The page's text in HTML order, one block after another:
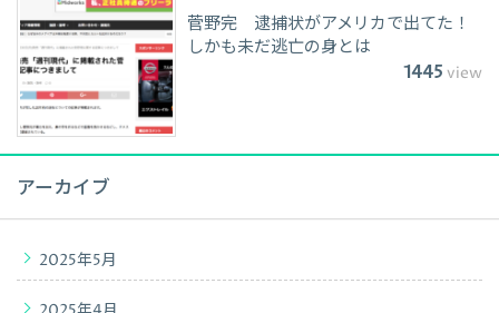
菅野完 逮捕状がアメリカで出てた！
しかも未だ逃亡の身とは
1445 view
アーカイブ
2025年5月